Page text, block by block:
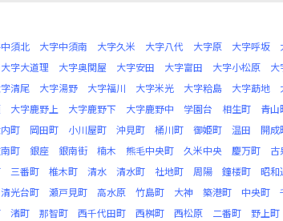
須北 大字中須南 大字久米 大字八代 大字原 大字呼坂
大字大道理 大字奥関屋 大字安田 大字富田 大字小松原 大
清尾 大字湯野 大字福川 大字米光 大字粭島 大字莇地
大字鹿野上 大字鹿野下 大字鹿野中 学園台 相生町 青山
町 岡田町 小川屋町 沖見町 桶川町 御姫町 温田 開成
町 銀座 銀南街 楠木 熊毛中央町 久米中央 慶万町 古
三番町 椎木町 清水 清水町 社地町 周陽 鐘楼町 昭和
清光台町 瀬戸見町 高水原 竹島町 大神 築港町 中央町
渚町 那智町 西千代田町 西桝町 西松原 二番町 野上町